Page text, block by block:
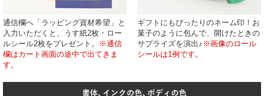
通信欄へ「ラッピング資材希望」と
入力いただくと、うす紙2枚・ロー
ルシール2枚をプレゼント。
※通信
欄はカート画面の途中で出てきま
す。
ギフトにもぴったりのネーム印！お
菓子のように包んで、開けたときの
サプライズを演出♪ ※画像のロール
シールは1例です。